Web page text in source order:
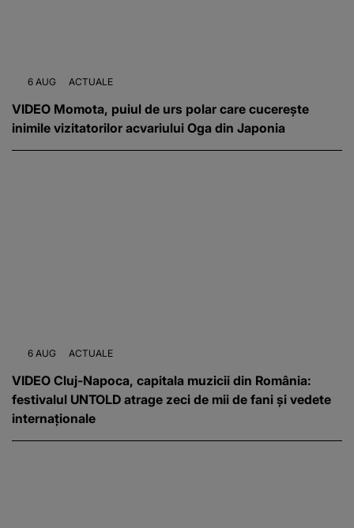
6 AUG ACTUALE
VIDEO Momota, puiul de urs polar care cucerește
inimile vizitatorilor acvariului Oga din Japonia
6 AUG ACTUALE
VIDEO Cluj-Napoca, capitala muzicii din România:
festivalul UNTOLD atrage zeci de mii de fani și vedete
internaționale